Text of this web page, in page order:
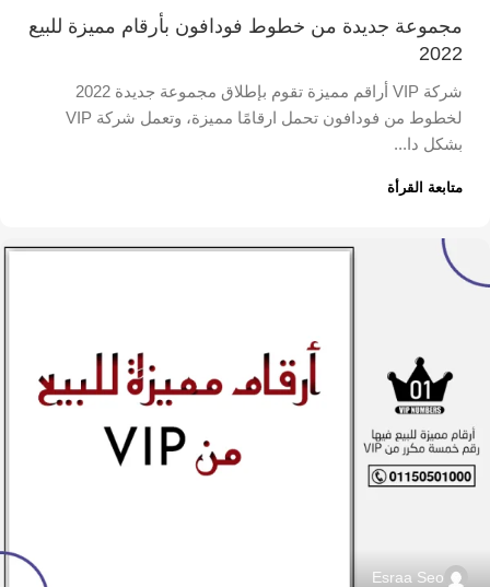
مجموعة جديدة من خطوط فودافون بأرقام مميزة للبيع
2022
شركة VIP أراقم مميزة تقوم بإطلاق مجموعة جديدة 2022
لخطوط من فودافون تحمل ارقامًا مميزة، وتعمل شركة VIP
بشكل دا...
متابعة القرأة
Esraa Seo